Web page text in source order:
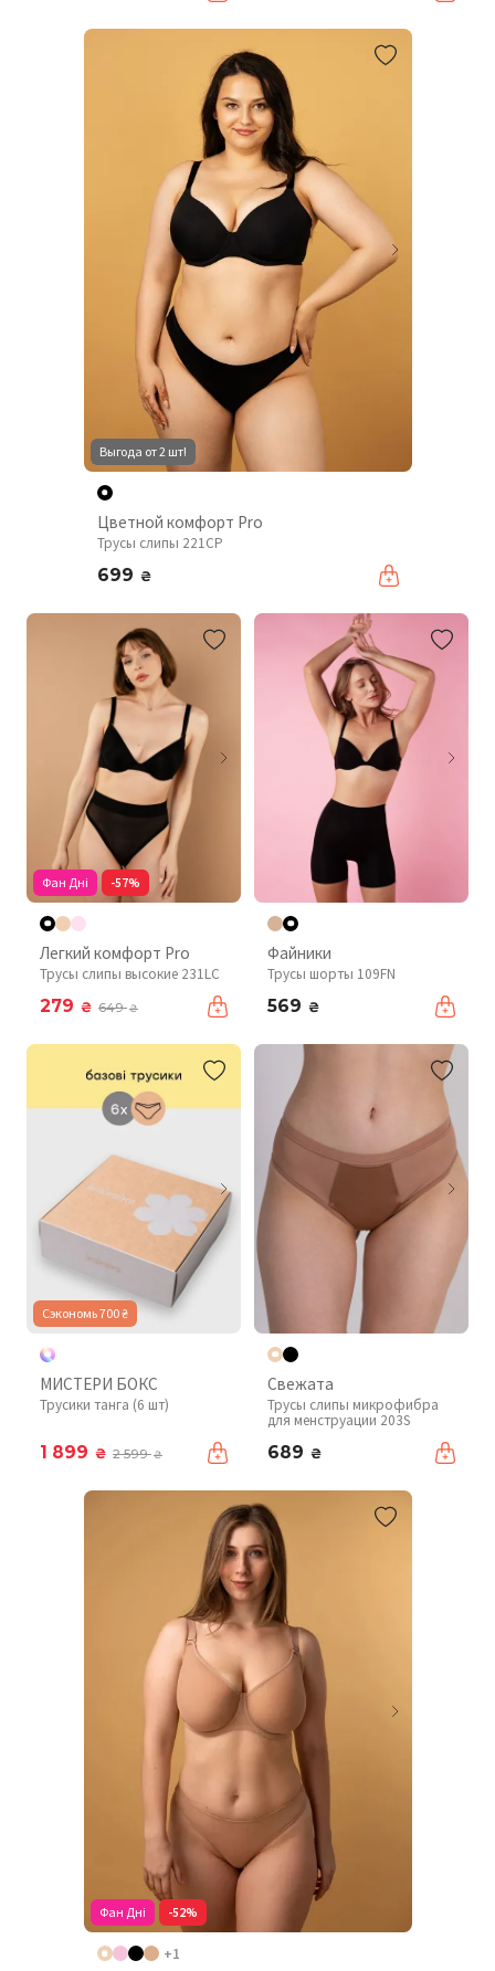
Выгода от 2 шт!
Цветной комфорт Pro
Трусы слипы 221CP
699 ₴
Фан Дні -57%
Легкий комфорт Pro
Трусы слипы высокие 231LC
279 ₴ 649₴
Файники
Трусы шорты 109FN
569 ₴
Сэкономь 700 ₴
МИСТЕРИ БОКС
Трусики танга (6 шт)
1 899 ₴ 2 599₴
Свежата
Трусы слипы микрофибра
для менструации 203S
689 ₴
Фан Дні -52%
+1